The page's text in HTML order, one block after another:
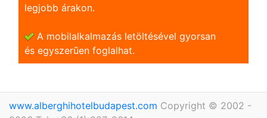
legjobb árakon.
A mobilalkalmazás letöltésével gyorsan
és egyszerũen foglalhat.
www.alberghihotelbudapest.com Copyright © 2002 -